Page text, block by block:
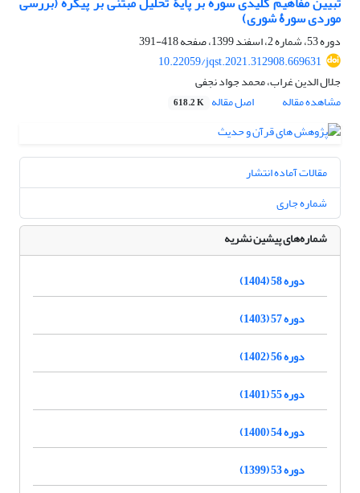
موردی سورۀ شوری)
دوره 53، شماره 2، اسفند 1399، صفحه
418-391
10.22059/jqst.2021.312908.669631
جلال الدین غراب، محمد جواد نجفی
مشاهده مقاله
اصل مقاله 618.2 K
مقالات آماده انتشار
شماره جاری
شماره‌های پیشین نشریه
دوره 58 (1404)
دوره 57 (1403)
دوره 56 (1402)
دوره 55 (1401)
دوره 54 (1400)
دوره 53 (1399)